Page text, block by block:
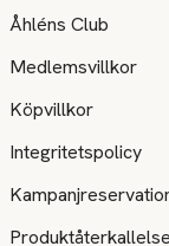
Åhléns Club
Medlemsvillkor
Köpvillkor
Integritetspolicy
Produktåterkallelse